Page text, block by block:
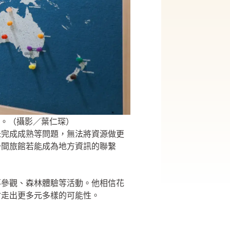
（攝影／葉仁琛）
成成熟等問題，無法將資源做更
旅館若能成為地方資訊的聯繫
觀、森林體驗等活動。他相信花
出更多元多樣的可能性。